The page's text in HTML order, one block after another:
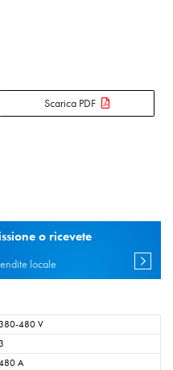
Scarica PDF
o ricevete
locale
480 V
A